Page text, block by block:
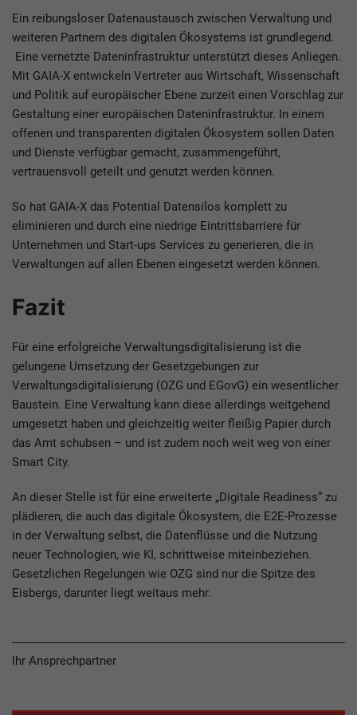
Ein reibungsloser Datenaustausch zwischen Verwaltung und
weiteren Partnern des digitalen Ökosystems ist grundlegend.
Eine vernetzte Dateninfrastruktur unterstützt dieses Anliegen.
Mit GAIA-X entwickeln Vertreter aus Wirtschaft, Wissenschaft
und Politik auf europäischer Ebene zurzeit einen Vorschlag zur
Gestaltung einer europäischen Dateninfrastruktur. In einem
offenen und transparenten digitalen Ökosystem sollen Daten
und Dienste verfügbar gemacht, zusammengeführt,
vertrauensvoll geteilt und genutzt werden können.
So hat GAIA-X das Potential Datensilos komplett zu
eliminieren und durch eine niedrige Eintrittsbarriere für
Unternehmen und Start-ups Services zu generieren, die in
Verwaltungen auf allen Ebenen eingesetzt werden können.
Fazit
Für eine erfolgreiche Verwaltungsdigitalisierung ist die
gelungene Umsetzung der Gesetzgebungen zur
Verwaltungsdigitalisierung (OZG und EGovG) ein wesentlicher
Baustein. Eine Verwaltung kann diese allerdings weitgehend
umgesetzt haben und gleichzeitig weiter fleißig Papier durch
das Amt schubsen – und ist zudem noch weit weg von einer
Smart City.
An dieser Stelle ist für eine erweiterte „Digitale Readiness“ zu
plädieren, die auch das digitale Ökosystem, die E2E-Prozesse
in der Verwaltung selbst, die Datenflüsse und die Nutzung
neuer Technologien, wie KI, schrittweise miteinbeziehen.
Gesetzlichen Regelungen wie OZG sind nur die Spitze des
Eisbergs, darunter liegt weitaus mehr.
Ihr Ansprechpartner